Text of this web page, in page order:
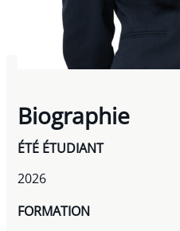
Biographie
ÉTÉ ÉTUDIANT
2026
FORMATION